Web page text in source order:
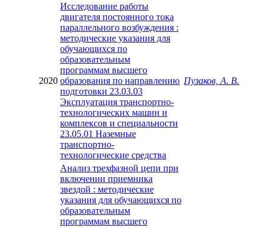
2020
Исследование работы
двигателя постоянного тока
параллельного возбуждения :
методические указания для
обучающихся по
образовательным
программам высшего
образования по направлению
подготовки 23.03.03
Эксплуатация транспортно-
технологических машин и
комплексов и специальности
23.05.01 Наземные
транспортно-
технологические средства
Пузаков, А. В.
Анализ трехфазной цепи при
включении приемника
звездой : методические
указания для обучающихся по
образовательным
программам высшего